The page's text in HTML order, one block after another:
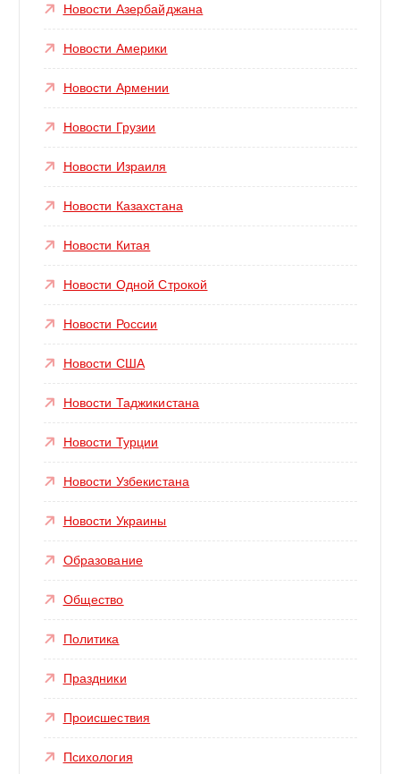
Новости Азербайджана
Новости Америки
Новости Армении
Новости Грузии
Новости Израиля
Новости Казахстана
Новости Китая
Новости Одной Строкой
Новости России
Новости США
Новости Таджикистана
Новости Турции
Новости Узбекистана
Новости Украины
Образование
Общество
Политика
Праздники
Происшествия
Психология